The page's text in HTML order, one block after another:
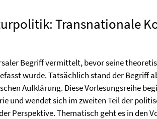
Transnationale
Begriff vermittelt, bevor seine
wurde. Tatsächlich stand der Begriff
Aufklärung. Diese Vorlesungsreihe
und wendet sich im zweiten Teil der
Perspektive. Thematisch geht es in den